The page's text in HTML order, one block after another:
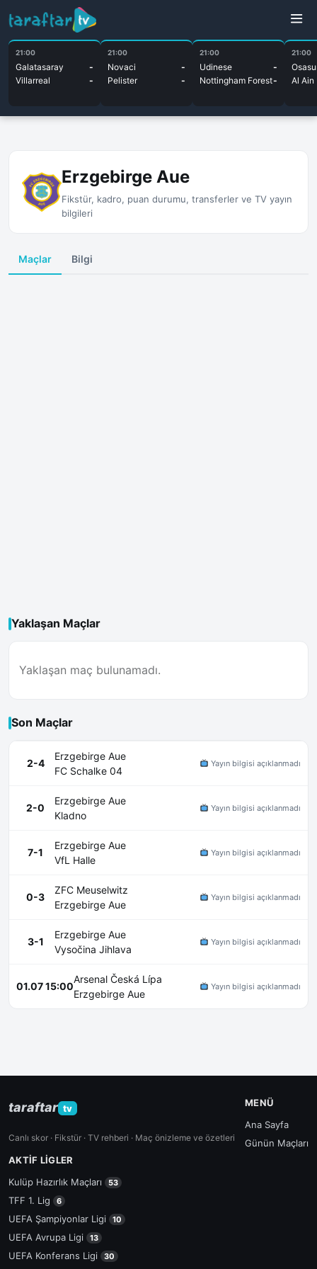
21:00
Galatasaray
-
Villarreal
-
21:00
Novaci
-
Pelister
-
21:00
Udinese
-
Nottingham Forest-
21:00
Al Ain
Erzgebirge Aue
Fikstür, kadro, puan durumu, transferler ve TV yayın
bilgileri
Maçlar Bilgi
Yaklaşan Maçlar
Yaklaşan maç bulunamadı.
Son Maçlar
2-4
Erzgebirge Aue
FC Schalke 04
Yayın bilgisi açıklanmadı
2-0
Erzgebirge Aue
Kladno
Yayın bilgisi açıklanmadı
7-1
Erzgebirge Aue
VfL Halle
Yayın bilgisi açıklanmadı
0-3
ZFC Meuselwitz
Erzgebirge Aue
Yayın bilgisi açıklanmadı
3-1
Erzgebirge Aue
Vysočina Jihlava
Yayın bilgisi açıklanmadı
01.07 15:00
Arsenal Česká Lípa
Erzgebirge Aue
Yayın bilgisi açıklanmadı
taraftar tv
Canlı skor · Fikstür · TV rehberi · Maç önizleme ve özetleri
MENÜ
Ana Sayfa
Günün Maçları
AKTIF LIGLER
Kulüp Hazırlık Maçları
53
TFF 1. Lig 6
UEFA Şampiyonlar Ligi 10
UEFA Avrupa Ligi 13
UEFA Konferans Ligi 30